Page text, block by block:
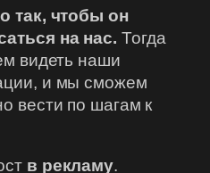
так, чтобы он
на нас. Тогда
видеть наши
и мы сможем
вести по шагам к
в рекламу.